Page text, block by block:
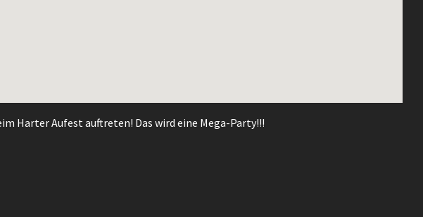
Harter Aufest auftreten! Das wird eine Mega-Party!!!